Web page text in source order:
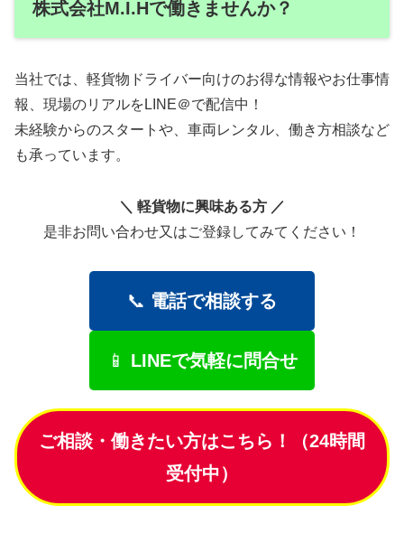
株式会社M.I.Hで働きませんか？
当社では、軽貨物ドライバー向けのお得な情報やお仕事情
報、現場のリアルをLINE＠で配信中！
未経験からのスタートや、車両レンタル、働き方相談など
も承っています。
＼ 軽貨物に興味ある方 ／
是非お問い合わせ又はご登録してみてください！
📞 電話で相談する
📱 LINEで気軽に問合せ
ご相談・働きたい方はこちら！（24時間
受付中）